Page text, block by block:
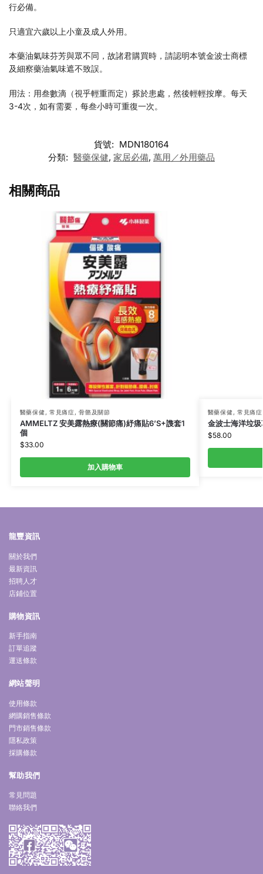
行必備。
只適宜六歲以上小童及成人外用。
本藥油氣味芬芳與眾不同，故諸君購買時，請認明本號金波士商標
及細察藥油氣味遮不致誤。
用法：用叁數滴（視乎輕重而定）搽於患處，然後輕輕按摩。每天
3-4次，如有需要，每叁小時可重復一次。
貨號: MDN180164
分類: 醫藥保健, 家居必備, 萬用／外用藥品
相關商品
醫藥保健, 常見痛症,骨骼及關節
AMMELTZ 安美露熱療(關節痛)紓痛貼6’S+謢套1
個
$33.00
加入購物車
醫藥保健, 常見痛症
金波士海洋垃
$58.00
龍豐資訊
關於我們
最新資訊
招聘人才
店鋪位置
購物資訊
新手指南
訂單追蹤
運送條款
網站聲明
使用條款
網購銷售條款
門市銷售條款
隱私政策
採購條款
幫助我們
常見問題
聯絡我們